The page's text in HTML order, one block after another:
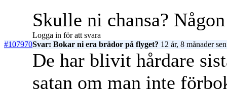
Skulle ni chansa?
Logga in för att svara
#107970Svar: Bokar ni era brädor på flyget? 12 år, 8 månader sen
De har blivit hårdare
satan om man inte